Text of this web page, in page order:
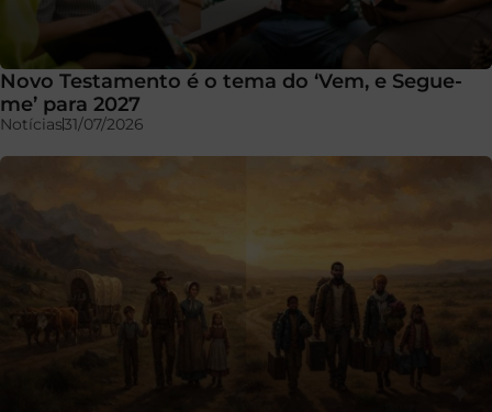
Novo Testamento é o tema do ‘Vem, e Segue-
me’ para 2027
Notícias31/07/2026